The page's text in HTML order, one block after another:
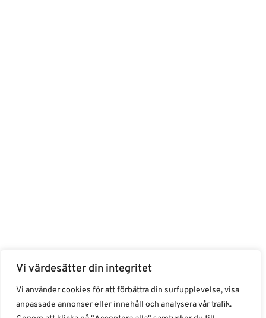
Vi värdesätter din integritet
Vi använder cookies för att förbättra din surfupplevelse, visa
anpassade annonser eller innehåll och analysera vår trafik.